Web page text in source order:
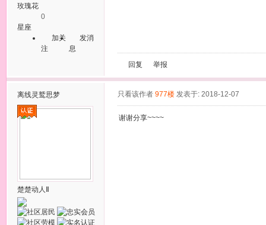
玫瑰花
0
星座
加关
注
发消
息
回复 举报
离线灵鹫思梦
楚楚动人Ⅱ
只看该作者 977楼 发表于: 2018-12-07
谢谢分享~~~~